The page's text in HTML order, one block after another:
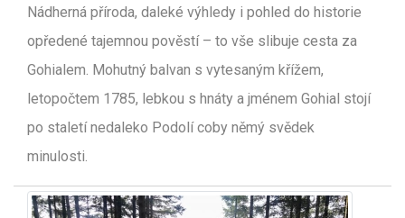
Nádherná příroda, daleké výhledy i pohled do historie
opředené tajemnou pověstí – to vše slibuje cesta za
Gohialem. Mohutný balvan s vytesaným křížem,
letopočtem 1785, lebkou s hnáty a jménem Gohial stojí
po staletí nedaleko Podolí coby němý svědek
minulosti.